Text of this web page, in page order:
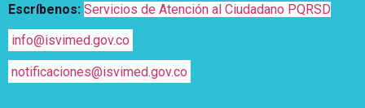
Escríbenos: Servicios de Atención al Ciudadano PQRSD
info@isvimed.gov.co
notificaciones@isvimed.gov.co